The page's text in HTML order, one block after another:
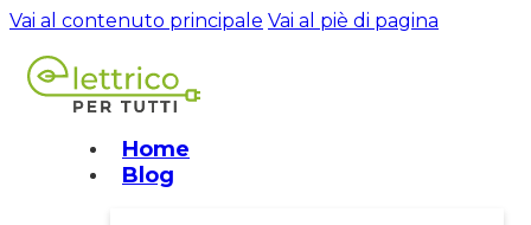
Vai al contenuto principale Vai al piè di pagina
Home
Blog